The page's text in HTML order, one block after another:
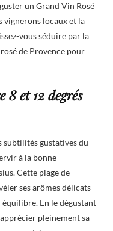
un Grand Vin Rosé
vignerons locaux et la
vous séduire par la
de Provence pour
et 12 degrés
gustatives du
à la bonne
Cette plage de
ses arômes délicats
En le dégustant
pleinement sa